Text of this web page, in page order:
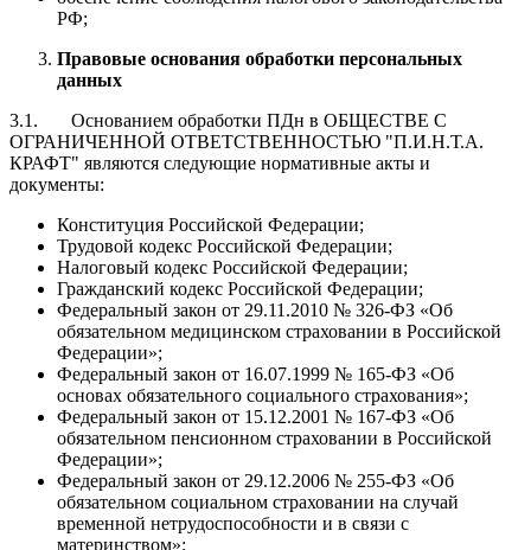
РФ;
Правовые основания обработки персональных
данных
3.1. Основанием обработки ПДн в ОБЩЕСТВЕ С
ОГРАНИЧЕННОЙ ОТВЕТСТВЕННОСТЬЮ "П.И.Н.Т.А.
КРАФТ" являются следующие нормативные акты и
документы:
Конституция Российской Федерации;
Трудовой кодекс Российской Федерации;
Налоговый кодекс Российской Федерации;
Гражданский кодекс Российской Федерации;
Федеральный закон от 29.11.2010 № 326-ФЗ «Об
обязательном медицинском страховании в Российской
Федерации»;
Федеральный закон от 16.07.1999 № 165-ФЗ «Об
основах обязательного социального страхования»;
Федеральный закон от 15.12.2001 № 167-ФЗ «Об
обязательном пенсионном страховании в Российской
Федерации»;
Федеральный закон от 29.12.2006 № 255-ФЗ «Об
обязательном социальном страховании на случай
временной нетрудоспособности и в связи с
материнством»;